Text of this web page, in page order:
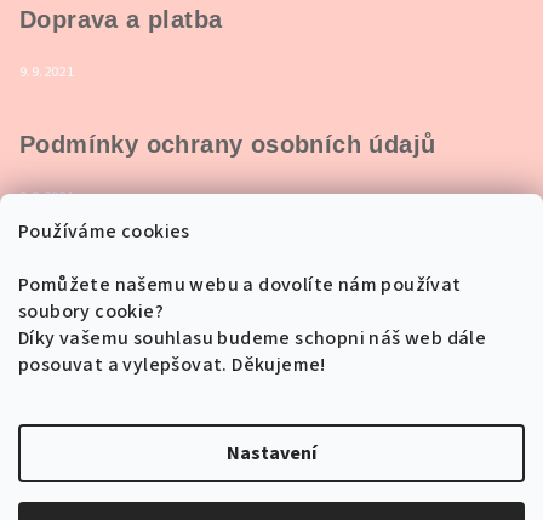
Používáme cookies
Pomůžete našemu webu a dovolíte nám používat
soubory cookie?
Díky vašemu souhlasu budeme schopni náš web dále
posouvat a vylepšovat. Děkujeme!
Nastavení
Doprava a platba
9.9.2021
Podmínky ochrany osobních údajů
9.9.2021
Přijímáme online platby